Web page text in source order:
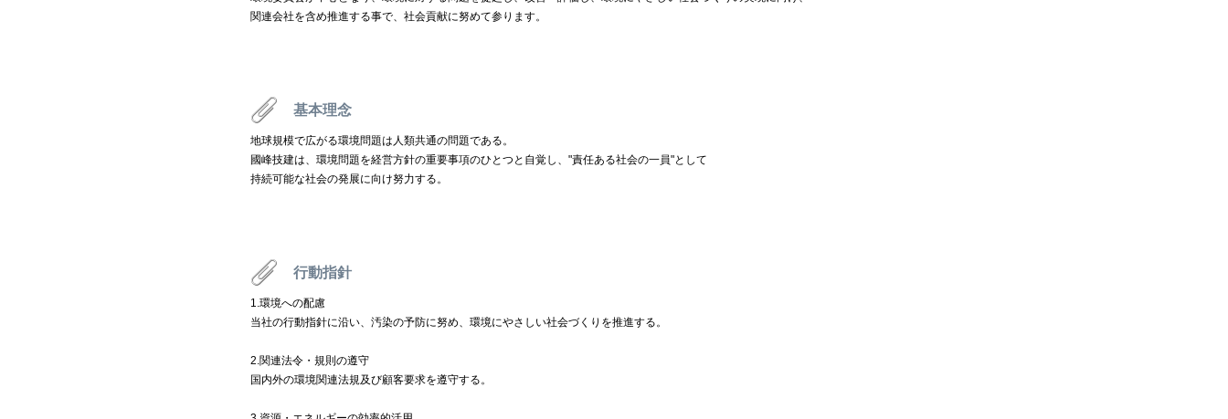
関連会社を含め推進する事で、社会貢献に努めて参ります。
基本理念
地球規模で広がる環境問題は人類共通の問題である。
國峰技建は、環境問題を経営方針の重要事項のひとつと自覚し、"責任ある社会の一員"として
持続可能な社会の発展に向け努力する。
行動指針
1.環境への配慮
当社の行動指針に沿い、汚染の予防に努め、環境にやさしい社会づくりを推進する。
2.関連法令・規則の遵守
国内外の環境関連法規及び顧客要求を遵守する。